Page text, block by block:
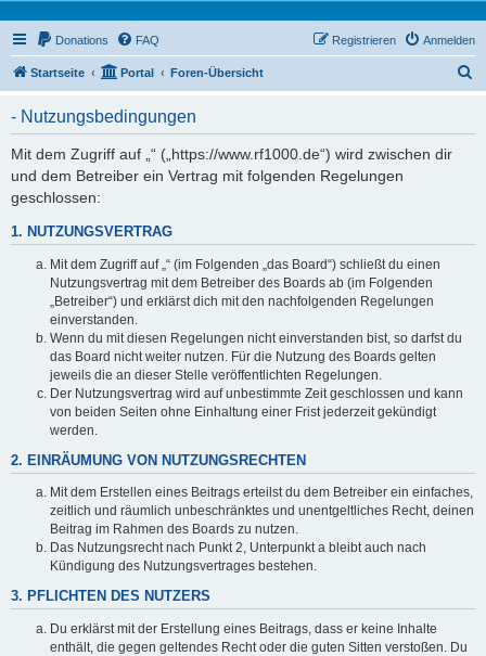
Donations FAQ Anmelden
Registrieren
Startseite Portal Foren-Übersicht
- Nutzungsbedingungen
Mit dem Zugriff auf „“ („https://www.rf1000.de“) wird zwischen dir
und dem Betreiber ein Vertrag mit folgenden Regelungen
geschlossen:
1. NUTZUNGSVERTRAG
Mit dem Zugriff auf „“ (im Folgenden „das Board“) schließt du einen
Nutzungsvertrag mit dem Betreiber des Boards ab (im Folgenden
„Betreiber“) und erklärst dich mit den nachfolgenden Regelungen
einverstanden.
Wenn du mit diesen Regelungen nicht einverstanden bist, so darfst du
das Board nicht weiter nutzen. Für die Nutzung des Boards gelten
jeweils die an dieser Stelle veröffentlichten Regelungen.
Der Nutzungsvertrag wird auf unbestimmte Zeit geschlossen und kann
von beiden Seiten ohne Einhaltung einer Frist jederzeit gekündigt
werden.
2. EINRÄUMUNG VON NUTZUNGSRECHTEN
Mit dem Erstellen eines Beitrags erteilst du dem Betreiber ein einfaches,
zeitlich und räumlich unbeschränktes und unentgeltliches Recht, deinen
Beitrag im Rahmen des Boards zu nutzen.
Das Nutzungsrecht nach Punkt 2, Unterpunkt a bleibt auch nach
Kündigung des Nutzungsvertrages bestehen.
3. PFLICHTEN DES NUTZERS
Du erklärst mit der Erstellung eines Beitrags, dass er keine Inhalte
enthält, die gegen geltendes Recht oder die guten Sitten verstoßen. Du